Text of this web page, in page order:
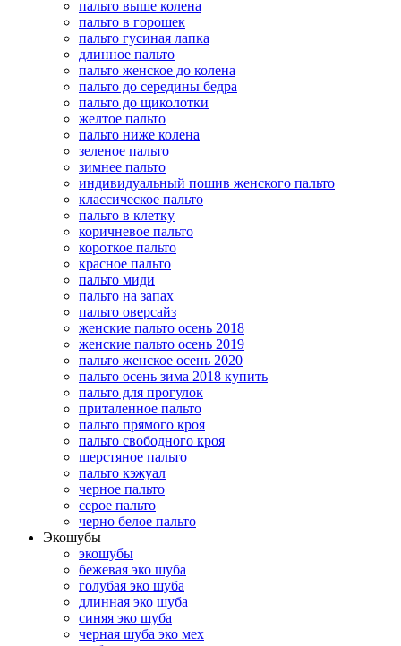
пальто выше колена
пальто в горошек
пальто гусиная лапка
длинное пальто
пальто женское до колена
пальто до середины бедра
пальто до щиколотки
желтое пальто
пальто ниже колена
зеленое пальто
зимнее пальто
индивидуальный пошив женского пальто
классическое пальто
пальто в клетку
коричневое пальто
короткое пальто
красное пальто
пальто миди
пальто на запах
пальто оверсайз
женские пальто осень 2018
женские пальто осень 2019
пальто женское осень 2020
пальто осень зима 2018 купить
пальто для прогулок
приталенное пальто
пальто прямого кроя
пальто свободного кроя
шерстяное пальто
пальто кэжуал
черное пальто
серое пальто
черно белое пальто
Экошубы
экошубы
бежевая эко шуба
голубая эко шуба
длинная эко шуба
синяя эко шуба
черная шуба эко мех